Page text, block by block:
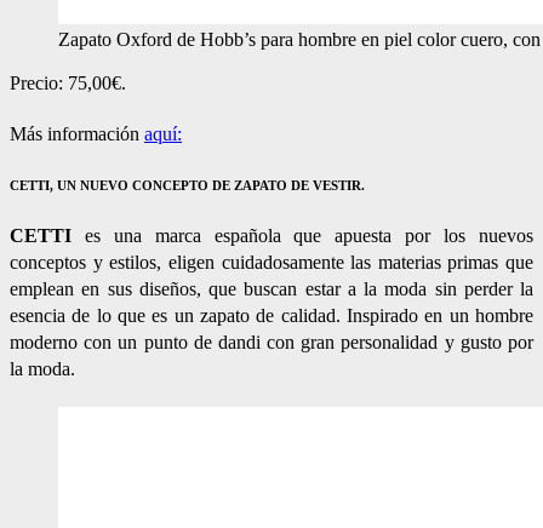
Zapato Oxford de Hobb’s para hombre en piel color cuero,
Precio: 75,00€.
Más información aquí:
CETTI, UN NUEVO CONCEPTO DE ZAPATO DE VESTIR.
CETTI es una marca española que apuesta por los nuevos
conceptos y estilos, eligen cuidadosamente las materias primas que
emplean en sus diseños, que buscan estar a la moda sin perder la
esencia de lo que es un zapato de calidad. Inspirado en un hombre
moderno con un punto de dandi con gran personalidad y gusto por
la moda.